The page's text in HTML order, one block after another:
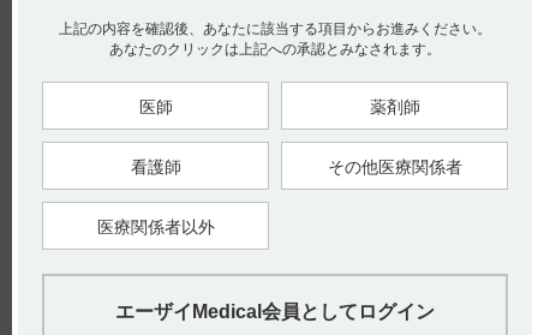
インタビューフォームには、食事の影響に関する以下の記載が
あります。（引用1）
■食前投与の理由
腸溶錠であり、食後服用では胃の幽門が開くまで胃中に滞留す
るので、吸収までの時間が遅れる。腸管への移行を速やかにす
るため食前投与が望ましい。
なお、エラスチーム錠の用法及び用量は以下の通りです。（引
6．用法及び用量
通常、成人には1日量3錠を3回に分けて食前に経口投与する。
効果不十分の場合は、6錠まで増量できる。
ただし、年齢、症状により適宜増減する。
1）エラスチーム錠1800インタビューフォーム 2022年12月改訂
上記の内容を確認後、あなたに該当する項目からお進みください。
あなたのクリックは上記への承認とみなされます。
医師 薬剤師
看護師 その他医療関係者
医療関係者以外
エーザイMedical会員としてログイン